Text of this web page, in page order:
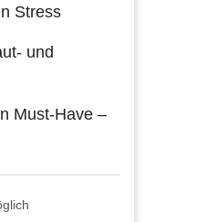
Stress
und
Must-Have –